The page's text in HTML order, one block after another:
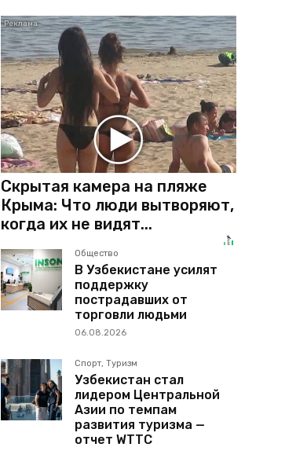
Скрытая камера на пляже
Крыма: Что люди вытворяют,
когда их не видят...
Общество
В Узбекистане усилят
поддержку
пострадавших от
торговли людьми
06.08.2026
Спорт, Туризм
Узбекистан стал
лидером Центральной
Азии по темпам
развития туризма —
отчет WTTC